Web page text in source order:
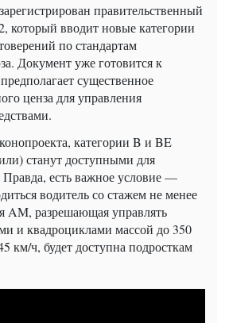
правительственный
который вводит новые категории
по стандартам
Документ уже готовится к
существенное
ценза для управления
категории B и BE
станут доступными для
есть важное условие —
водитель со стажем не менее
AM, разрешающая управлять
и квадроциклами массой до 350
км/ч, будет доступна подросткам